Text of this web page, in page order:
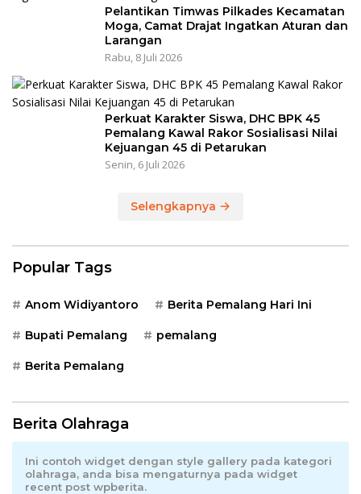
Pelantikan Timwas Pilkades Kecamatan
Moga, Camat Drajat Ingatkan Aturan dan
Larangan
Rabu, 8 Juli 2026
Perkuat Karakter Siswa, DHC BPK 45
Pemalang Kawal Rakor Sosialisasi Nilai
Kejuangan 45 di Petarukan
Senin, 6 Juli 2026
Selengkapnya
Popular Tags
Anom Widiyantoro Berita Pemalang Hari Ini
Bupati Pemalang pemalang
Berita Pemalang
Berita Olahraga
Ini contoh widget dengan style gallery pada kategori
olahraga, anda bisa mengaturnya pada widget
recent post wpberita.